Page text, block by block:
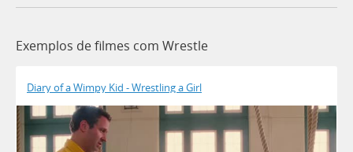
Exemplos de filmes com Wrestle
Diary of a Wimpy Kid - Wrestling a Girl